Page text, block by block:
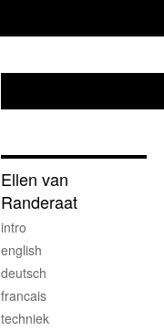
Ellen van
Randeraat
intro
english
deutsch
francais
techniek